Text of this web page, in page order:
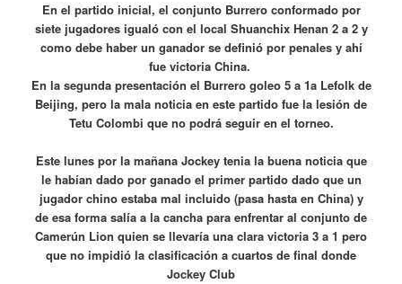
En el partido inicial, el conjunto Burrero conformado por
siete jugadores igualó con el local Shuanchix Henan 2 a 2 y
como debe haber un ganador se definió por penales y ahí
fue victoria China.
En la segunda presentación el Burrero goleo 5 a 1a Lefolk de
Beijing, pero la mala noticia en este partido fue la lesión de
Tetu Colombi que no podrá seguir en el torneo.
Este lunes por la mañana Jockey tenia la buena noticia que
le habían dado por ganado el primer partido dado que un
jugador chino estaba mal incluido (pasa hasta en China) y
de esa forma salía a la cancha para enfrentar al conjunto de
Camerún Lion quien se llevaría una clara victoria 3 a 1 pero
que no impidió la clasificación a cuartos de final donde
Jockey Club